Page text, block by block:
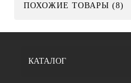
ПОХОЖИЕ ТОВАРЫ (8)
КАТАЛОГ